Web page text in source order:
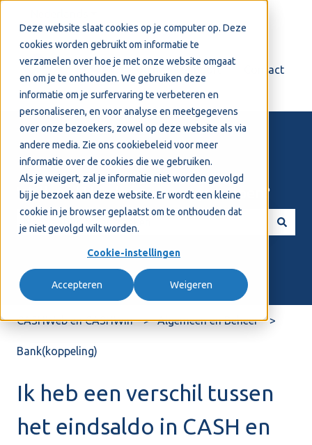
Deze website slaat cookies op je computer op. Deze
cookies worden gebruikt om informatie te
verzamelen over hoe je met onze website omgaat
en om je te onthouden. We gebruiken deze
informatie om je surfervaring te verbeteren en
personaliseren, en voor analyse en meetgegevens
over onze bezoekers, zowel op deze website als via
andere media. Zie ons cookiebeleid voor meer
informatie over de cookies die we gebruiken.
Als je weigert, zal je informatie niet worden gevolgd
bij je bezoek aan deze website. Er wordt een kleine
cookie in je browser geplaatst om te onthouden dat
je niet gevolgd wilt worden.
Cookie-instellingen
Accepteren Weigeren
Support Contact
Welkom! Hoe kunnen we je helpen?
CASHWeb en CASHWin Algemeen en Beheer
Bank(koppeling)
Ik heb een verschil tussen
het eindsaldo in CASH en